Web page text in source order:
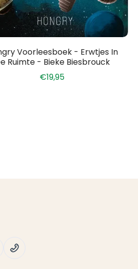
Voeg toe aan winkelwagen
Voorleesboek - Erwtjes In
Ruimte - Bieke Biesbrouck
€19,95